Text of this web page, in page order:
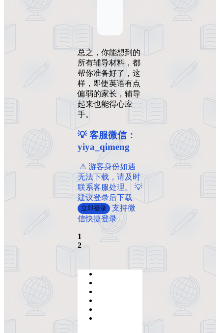
总之，你能想到的
所有辅导材料，都
帮你准备好了，这
样，即使英语有点
偏弱的家长，辅导
起来也能得心应
手。
💡 客服微信：
yiya_qimeng
️ ️⚠ 游客身份如遇
无法下载，请及时
联系客服处理。 💡
建议登录后下载
立即登录 支持微
信快捷登录
1
2